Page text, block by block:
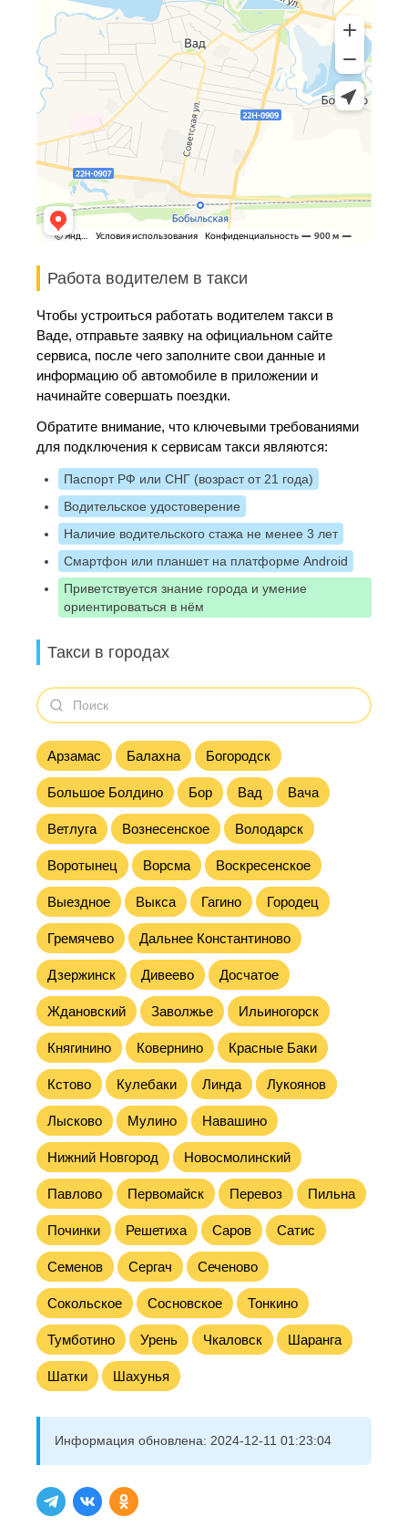
Работа водителем в такси
Чтобы устроиться работать водителем такси в
Ваде, отправьте заявку на официальном сайте
сервиса, после чего заполните свои данные и
информацию об автомобиле в приложении и
начинайте совершать поездки.
Обратите внимание, что ключевыми требованиями
для подключения к сервисам такси являются:
Паспорт РФ или СНГ (возраст от 21 года)
Водительское удостоверение
Наличие водительского стажа не менее 3 лет
Смартфон или планшет на платформе Android
Приветствуется знание города и умение
ориентироваться в нём
Такси в городах
Арзамас Балахна Богородск
Большое Болдино Бор Вад Вача
Ветлуга Вознесенское Володарск
Воротынец Ворсма Воскресенское
Выездное Выкса Гагино Городец
Гремячево Дальнее Константиново
Дзержинск Дивеево Досчатое
Ждановский Заволжье Ильиногорск
Княгинино Ковернино Красные Баки
Кстово Кулебаки Линда Лукоянов
Лысково Мулино Навашино
Нижний Новгород Новосмолинский
Павлово Первомайск Перевоз Пильна
Починки Решетиха Саров Сатис
Семенов Сергач Сеченово
Сокольское Сосновское Тонкино
Тумботино Урень Чкаловск Шаранга
Шатки Шахунья
Информация обновлена: 2024-12-11 01:23:04